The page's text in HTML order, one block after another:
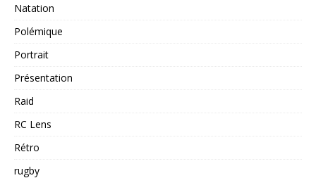
Natation
Polémique
Portrait
Présentation
Raid
RC Lens
Rétro
rugby